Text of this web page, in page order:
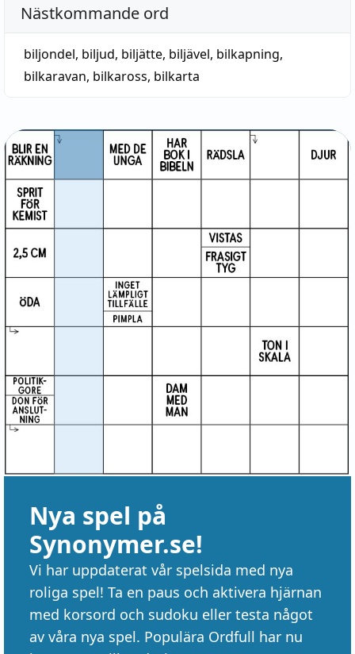
Nästkommande ord
biljondel, biljud, biljätte, biljävel, bilkapning,
bilkaravan, bilkaross, bilkarta
Nya spel på
Synonymer.se!
Vi har uppdaterat vår spelsida med nya
roliga spel! Ta en paus och aktivera hjärnan
med korsord och sudoku eller testa något
av våra nya spel. Populära Ordfull har nu